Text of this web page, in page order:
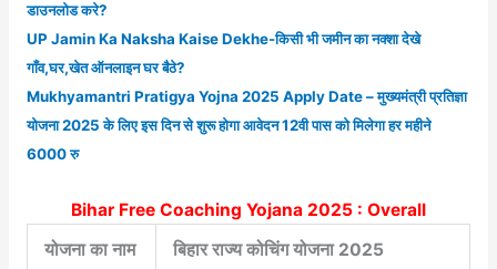
डाउनलोड करे?
UP Jamin Ka Naksha Kaise Dekhe-किसी भी जमीन का नक्शा देखे
गाँव,घर,खेत ऑनलाइन घर बैठे?
Mukhyamantri Pratigya Yojna 2025 Apply Date – मुख्यमंत्री प्रतिज्ञा
योजना 2025 के लिए इस दिन से शुरू होगा आवेदन 12वी पास को मिलेगा हर महीने
6000 रु
Bihar Free Coaching Yojana 2025 : Overall
योजना का नाम
बिहार राज्य कोचिंग योजना 2025